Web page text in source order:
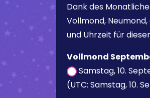
Dank des
Vollmond,
und Uhrzeit für
Vollmond
Samstag, 10.
(UTC: Samstag, 10.